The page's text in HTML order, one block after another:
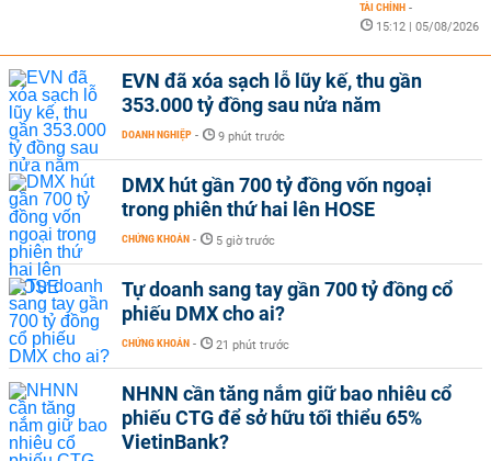
TÀI CHÍNH -
15:12 | 05/08/2026
EVN đã xóa sạch lỗ lũy kế, thu gần
353.000 tỷ đồng sau nửa năm
DOANH NGHIỆP - 9 phút trước
DMX hút gần 700 tỷ đồng vốn ngoại
trong phiên thứ hai lên HOSE
CHỨNG KHOÁN - 5 giờ trước
Tự doanh sang tay gần 700 tỷ đồng cổ
phiếu DMX cho ai?
CHỨNG KHOÁN - 21 phút trước
NHNN cần tăng nắm giữ bao nhiêu cổ
phiếu CTG để sở hữu tối thiểu 65%
VietinBank?